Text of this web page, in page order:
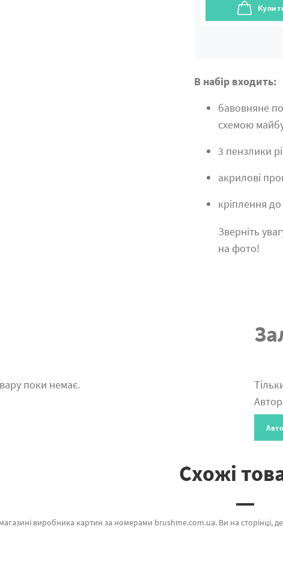
В набір входить:
бавовняне
схемою
3 пензлики
акрилові
кріплення до
Зверніть
на фото!
поки немає.
Схожі
на сторінці, де можна підібрати Картина за номерами Весняний Будапешт від відомого бренду Brushme який надихає оригінальністю. Будь-який товар з розділу «» підтверджений довірою покупців та